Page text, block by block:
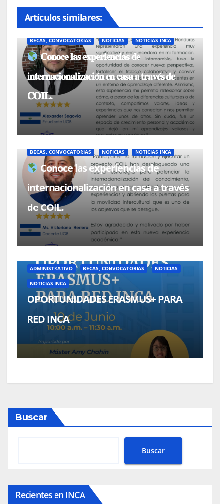
Artículos similares:
BECAS, CONVOCATORIAS NOTICIAS NOTICIAS INCA
𝐂𝐨𝐧𝐨𝐜𝐞 𝐥𝐚𝐬 𝐞𝐱𝐩𝐞𝐫𝐢𝐞𝐧𝐜𝐢𝐚𝐬 𝐝𝐞
𝐢𝐧𝐭𝐞𝐫𝐧𝐚𝐜𝐢𝐨𝐧𝐚𝐥𝐢𝐳𝐚𝐜𝐢𝐨́𝐧 𝐞𝐧 𝐜𝐚𝐬𝐚 𝐚 𝐭𝐫𝐚𝐯𝐞́𝐬 𝐝𝐞
𝐂𝐎𝐈𝐋.
BECAS, CONVOCATORIAS NOTICIAS NOTICIAS INCA
Conoce las experiencias de
internacionalización en casa a través
de COIL.
ADMINISTRATIVO BECAS, CONVOCATORIAS NOTICIAS
NOTICIAS INCA
OPORTUNIDADES ERASMUS+ PARA
RED INCA
Buscar
Buscar
Recientes en INCA